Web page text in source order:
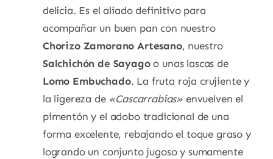
delicia. Es el aliado definitivo para
acompañar un buen pan con nuestro
Chorizo Zamorano Artesano, nuestro
Salchichón de Sayagoo unas lascas de
Lomo Embuchado. La fruta roja crujiente y
la ligereza de «Cascarrabias» envuelven el
pimentón y el adobo tradicional de una
forma excelente, rebajando el toque graso y
logrando un conjunto jugoso y sumamente